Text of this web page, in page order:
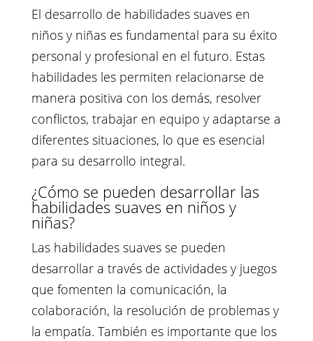
El desarrollo de habilidades suaves en
niños y niñas es fundamental para su éxito
personal y profesional en el futuro. Estas
habilidades les permiten relacionarse de
manera positiva con los demás, resolver
conflictos, trabajar en equipo y adaptarse a
diferentes situaciones, lo que es esencial
para su desarrollo integral.
¿Cómo se pueden desarrollar las
habilidades suaves en niños y
niñas?
Las habilidades suaves se pueden
desarrollar a través de actividades y juegos
que fomenten la comunicación, la
colaboración, la resolución de problemas y
la empatía. También es importante que los